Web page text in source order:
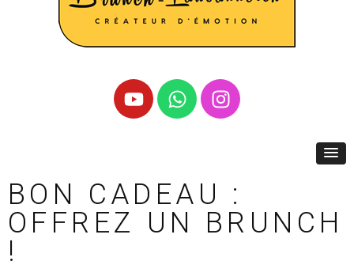
BON CADEAU :
OFFREZ UN BRUNCH
!